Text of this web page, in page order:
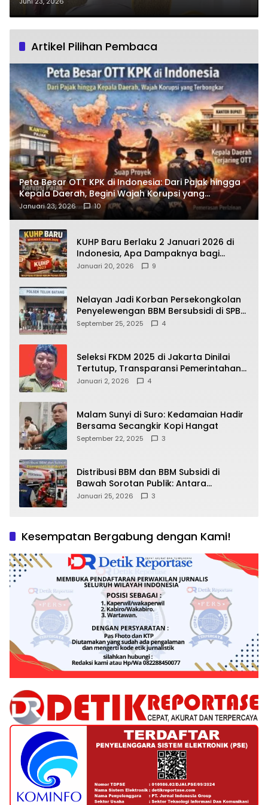
Sulut ke Polres Boltim?
Artikel Pilihan Pembaca
Peta Besar OTT KPK di Indonesia: Dari Pajak hingga
Kepala Daerah, Begini Wajah Korupsi yang
Terbongkar
Januari 23, 2026 10
KUHP Baru Berlaku 2 Januari 2026 di
Indonesia, Apa Dampaknya bagi
Kehidupan Warga? Ini Aturan Kunci
Januari 20, 2026 9
Nelayan Jadi Korban Persekongkolan
Penyelewengan BBM Bersubsidi di SPBU
64.78809 Teluk Batang
September 25, 2025 4
Seleksi FKDM 2025 di Jakarta Dinilai
Tertutup, Transparansi Pemerintahan
Pramono–Rano Dipertanyakan
Januari 2, 2026 4
Malam Sunyi di Suro: Kedamaian Hadir
Bersama Secangkir Kopi Hangat
September 22, 2025 3
Distribusi BBM dan BBM Subsidi di
Bawah Sorotan Publik: Antara
Kepentingan Negara, Hak Konsumen,
Januari 25, 2026 3
Kesempatan Bergabung dengan Kami!